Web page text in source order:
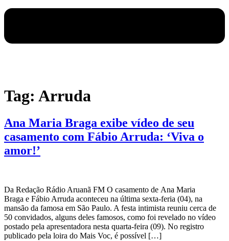
Tag: Arruda
Ana Maria Braga exibe vídeo de seu
casamento com Fábio Arruda: ‘Viva o
amor!’
Da Redação Rádio Aruanã FM O casamento de Ana Maria
Braga e Fábio Arruda aconteceu na última sexta-feria (04), na
mansão da famosa em São Paulo. A festa intimista reuniu cerca de
50 convidados, alguns deles famosos, como foi revelado no vídeo
postado pela apresentadora nesta quarta-feira (09). No registro
publicado pela loira do Mais Voc, é possível […]